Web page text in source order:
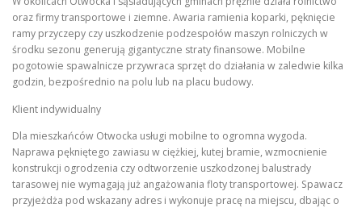
oraz firmy transportowe i ziemne. Awaria ramienia koparki, pęknięcie
ramy przyczepy czy uszkodzenie podzespołów maszyn rolniczych w
środku sezonu generują gigantyczne straty finansowe. Mobilne
pogotowie spawalnicze przywraca sprzęt do działania w zaledwie kilka
godzin, bezpośrednio na polu lub na placu budowy.
Klient indywidualny
Dla mieszkańców Otwocka usługi mobilne to ogromna wygoda.
Naprawa pękniętego zawiasu w ciężkiej, kutej bramie, wzmocnienie
konstrukcji ogrodzenia czy odtworzenie uszkodzonej balustrady
tarasowej nie wymagają już angażowania floty transportowej. Spawacz
przyjeżdża pod wskazany adres i wykonuje pracę na miejscu, dbając o